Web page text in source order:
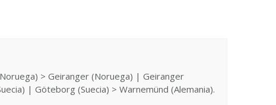
> Geiranger (Noruega) | Geiranger
| Göteborg (Suecia) > Warnemünd (Alemania).